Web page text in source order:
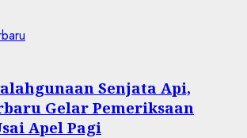
Senjata Api,
Gelar Pemeriksaan
Apel Pagi